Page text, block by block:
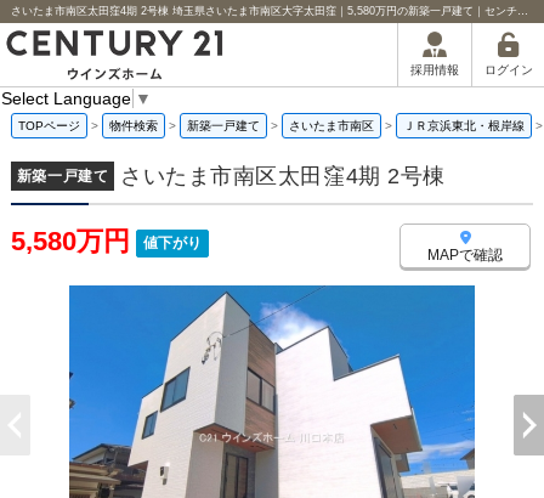
さいたま市南区太田窪4期 2号棟 埼玉県さいたま市南区大字太田窪｜5,580万円の新築一戸建て｜センチュリー21ウインズホーム
採用情報 ログイン
Select Language ▼
TOPページ > 物件検索 > 新築一戸建て > さいたま市南区 > ＪＲ京浜東北・根岸線
新築一戸建て さいたま市南区太田窪4期 2号棟
5,580万円 値下がり
MAPで確認